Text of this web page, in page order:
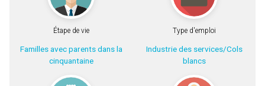
Étape de vie
Familles avec parents dans la
cinquantaine
Type d'emploi
Industrie des services/Cols
blancs